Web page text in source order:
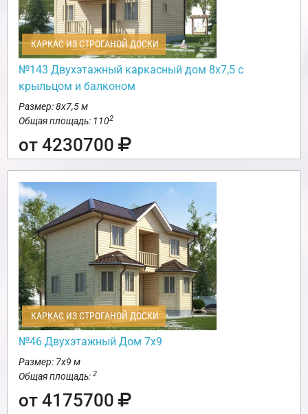
КАРКАС ИЗ СТРОГАНОЙ ДОСКИ
№143 Двухэтажный каркасный дом 8х7,5 с
крыльцом и балконом
Размер: 8х7,5 м
Общая площадь: 1102
от 4230700
КАРКАС ИЗ СТРОГАНОЙ ДОСКИ
№46 Двухэтажный Дом 7х9
Размер: 7х9 м
Общая площадь: 2
от 4175700